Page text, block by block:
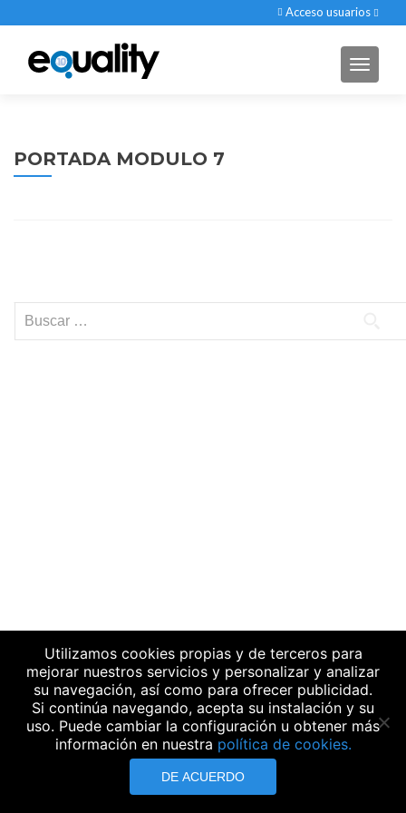
Acceso usuarios
PORTADA MODULO 7
Buscar:
Todos los derechos reservados .Aviso legal
Utilizamos cookies propias y de terceros para
mejorar nuestros servicios y personalizar y analizar
su navegación, así como para ofrecer publicidad.
Si continúa navegando, acepta su instalación y su
uso. Puede cambiar la configuración u obtener más
información en nuestra política de cookies.
DE ACUERDO